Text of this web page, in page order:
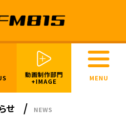
動画制作部門
+IMAGE
せ NEWS